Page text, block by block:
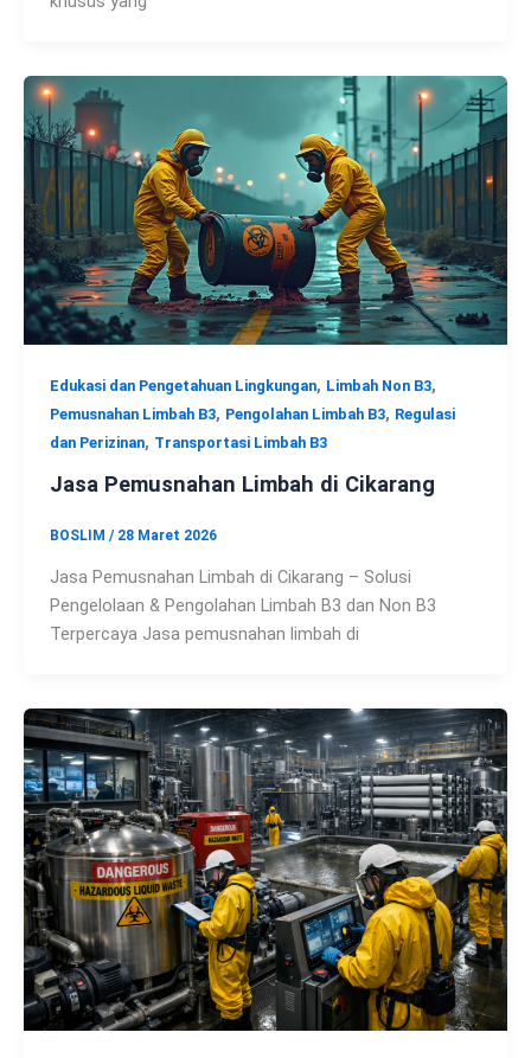
Edukasi dan Pengetahuan Lingkungan, Limbah Non B3,
Pemusnahan Limbah B3, Pengolahan Limbah B3, Regulasi
dan Perizinan, Transportasi Limbah B3
Jasa Pemusnahan Limbah di Cikarang
BOSLIM / 28 Maret 2026
Jasa Pemusnahan Limbah di Cikarang – Solusi
Pengelolaan & Pengolahan Limbah B3 dan Non B3
Terpercaya Jasa pemusnahan limbah di